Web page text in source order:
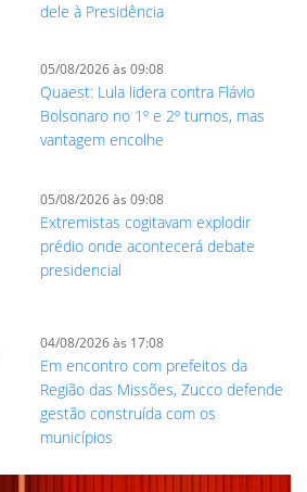
dele à Presidência
05/08/2026 às 09:08
Quaest: Lula lidera contra Flávio
Bolsonaro no 1º e 2º turnos, mas
vantagem encolhe
05/08/2026 às 09:08
Extremistas cogitavam explodir
prédio onde acontecerá debate
presidencial
04/08/2026 às 17:08
Em encontro com prefeitos da
Região das Missões, Zucco defende
gestão construída com os
municípios